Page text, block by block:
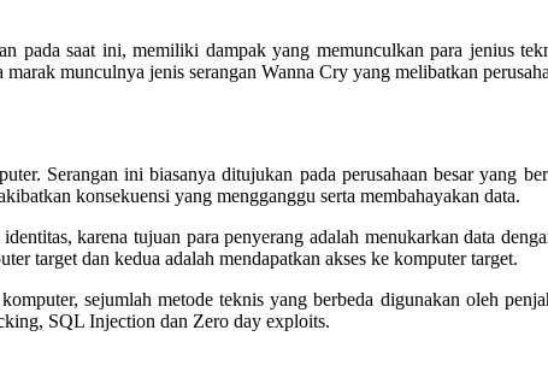
pada saat ini, memiliki dampak yang memunculkan para jenius
munculnya jenis serangan Wanna Cry yang melibatkan
Serangan ini biasanya ditujukan pada perusahaan besar yang
konsekuensi yang mengganggu serta membahayakan data.
karena tujuan para penyerang adalah menukarkan data
target dan kedua adalah mendapatkan akses ke komputer target.
sejumlah metode teknis yang berbeda digunakan oleh
SQL Injection dan Zero day exploits.